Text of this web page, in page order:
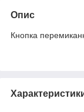
Опис
Кнопка